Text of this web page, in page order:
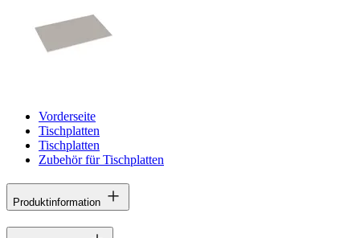
Vorderseite
Tischplatten
Tischplatten
Zubehör für Tischplatten
Produktinformation